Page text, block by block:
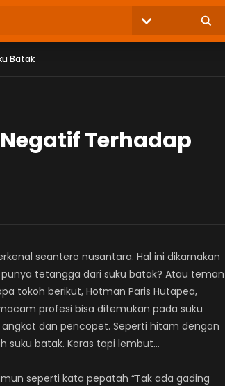
Batak
Terhadap
seantero nusantara. Hal ini dikarnakan
tetangga dari suku batak? Atau teman
tokoh berikut, Hotman Paris Hutapea,
profesi bisa ditemukan pada suku
dan pencopet. Seperti hitam dengan
suku batak. Keras tapi lembut…
seperti kata pepatah “Tak ada gading